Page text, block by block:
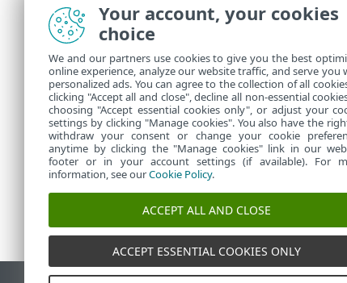
Håll dig
Your account, your cookies
choice
We and our partners use cookies to give you the best
online experience, analyze our website traffic, and serve you
personalized ads. You can agree to the collection of all
clicking "Accept all and close", decline all non-essential
choosing "Accept essential cookies only", or adjust your
settings by clicking "Manage cookies". You also have the
withdraw your consent or change your cookie
anytime by clicking the "Manage cookies" link in our
footer or in your account settings (if available). For
information, see ourCookie Policy.
ACCEPT ALL AND CLOSE
ACCEPT ESSENTIAL COOKIES ONLY